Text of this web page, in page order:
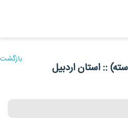
:: استان اردبیل
بازگشت